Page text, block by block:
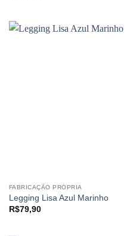
FABRICAÇÃO PRÓPRIA
Legging Lisa Azul Marinho
R$79,90